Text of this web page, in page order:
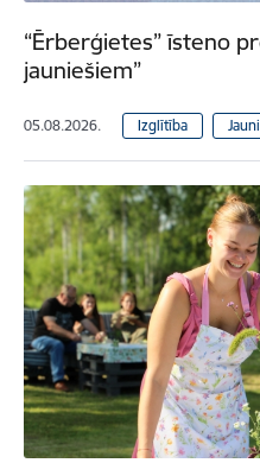
“Ērberģietes” īsteno
jauniešiem”
05.08.2026. Izglītība